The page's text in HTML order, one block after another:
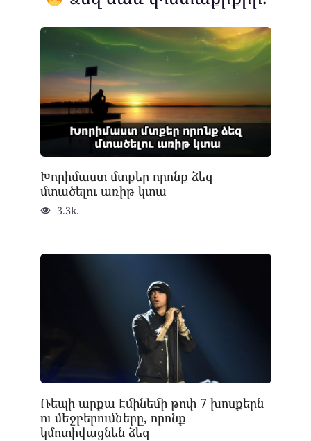
Խորիմաստ մտքեր որոնք ձեզ
մտածելու առիթ կտա
3.3k.
Ռեպի արքա Էմինեմի թոփ 7 խոսքերն
ու մեջբերումները, որոնք
կմոտիվացնեն ձեզ